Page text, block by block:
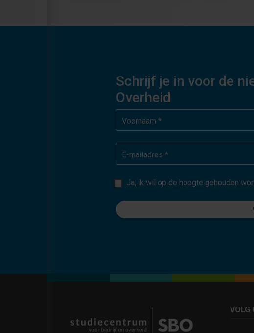
Schrijf je in voor de
Overheid
Voornaam *
E-mailadres *
Ja, ik wil op de hoogte gehouden
VOLG